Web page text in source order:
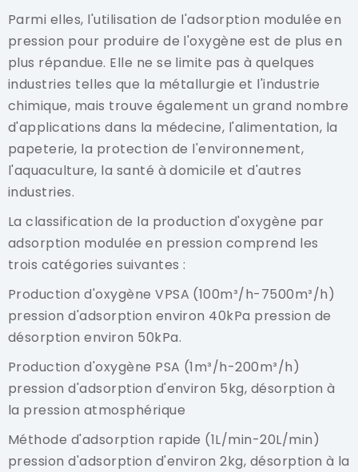
Parmi elles, l'utilisation de l'adsorption modulée en
pression pour produire de l'oxygène est de plus en
plus répandue. Elle ne se limite pas à quelques
industries telles que la métallurgie et l'industrie
chimique, mais trouve également un grand nombre
d'applications dans la médecine, l'alimentation, la
papeterie, la protection de l'environnement,
l'aquaculture, la santé à domicile et d'autres
industries.
La classification de la production d'oxygène par
adsorption modulée en pression comprend les
trois catégories suivantes :
Production d'oxygène VPSA (100m³/h-7500m³/h)
pression d'adsorption environ 40kPa pression de
désorption environ 50kPa.
Production d'oxygène PSA (1m³/h-200m³/h)
pression d'adsorption d'environ 5kg, désorption à
la pression atmosphérique
Méthode d'adsorption rapide (1L/min-20L/min)
pression d'adsorption d'environ 2kg, désorption à la